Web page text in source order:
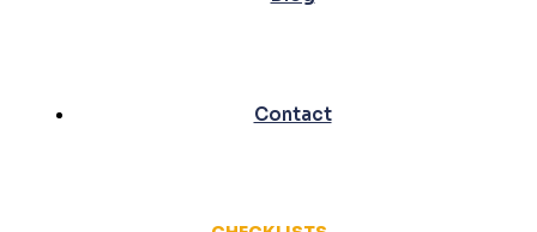
Contact